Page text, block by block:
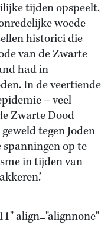
tijden opspeelt,
woede
historici die
van de Zwarte
had in
In de veertiende
– veel
Zwarte Dood
tegen Joden
spanningen op te
in tijden van
align="alignnone"